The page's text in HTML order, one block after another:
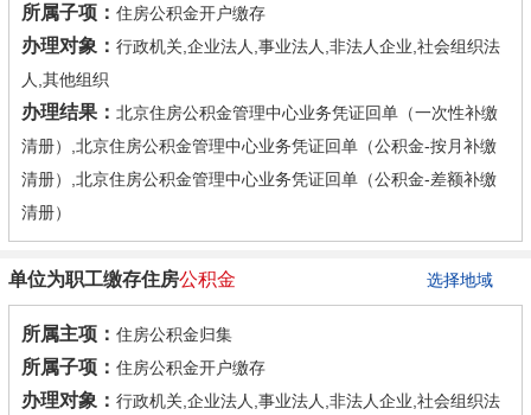
所属子项： 住房公积金开户缴存
办理对象： 行政机关,企业法人,事业法人,非法人企业,社会组织法
人,其他组织
办理结果： 北京住房公积金管理中心业务凭证回单（一次性补缴
清册）,北京住房公积金管理中心业务凭证回单（公积金-按月补缴
清册）,北京住房公积金管理中心业务凭证回单（公积金-差额补缴
清册）
选择地域
单位为职工缴存住房公积金
所属主项： 住房公积金归集
所属子项： 住房公积金开户缴存
办理对象： 行政机关,企业法人,事业法人,非法人企业,社会组织法